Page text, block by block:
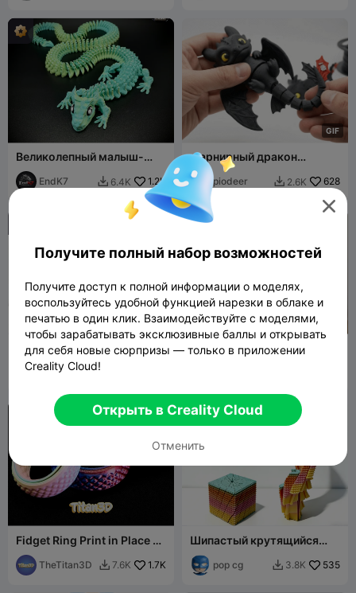
Великолепный малыш-
дракон — экстрадлинная
версияEndK7  6.4K 1.2K
GIF
шарнирный дракон
Беззубик
piodeer  2.6K 628
Радужное пасхальное
яйцо - шипастый
сенсорный антистресс
pop cg 
Бесконечный
гироскопический спиннер
Fidget Ring Print in Place 3
Sizes
TheTitan3D  7.6K 1.7K
Шипастый крутящийся
кубик-антистресс —
сенсорная игрушка
pop cg  3.8K 535

Получите полный набор возможностей
Получите доступ к полной информации о моделях,
воспользуйтесь удобной функцией нарезки в облаке и
печатью в один клик. Взаимодействуйте с моделями,
чтобы зарабатывать эксклюзивные баллы и открывать
для себя новые сюрпризы — только в приложении
Creality Cloud!
Открыть в Creality Cloud
Отменить